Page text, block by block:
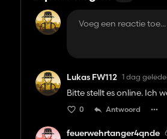
Lukas FW112 1 dag
Bitte stellt es online. Ich
0 Antwoord
feuerwehrtanger4qnde